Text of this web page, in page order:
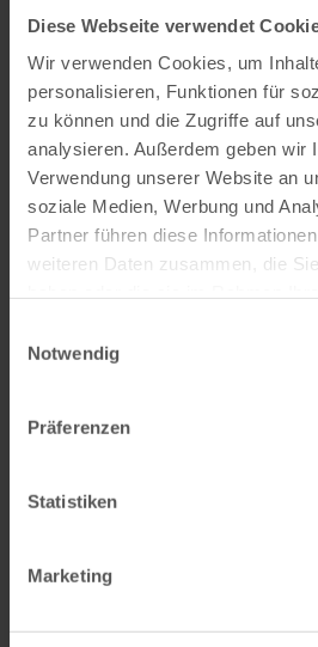
Diese Webseite verwendet
Wir verwenden Cookies, um
personalisieren, Funktionen für
zu können und die Zugriffe auf
analysieren. Außerdem geben wir
Verwendung unserer Website an
soziale Medien, Werbung und
Partner führen diese
weiteren Daten zusammen, die
Notwendig
Präferenzen
Statistiken
Marketing
Anfahrt von:
ROUTE
Das könnte Sie